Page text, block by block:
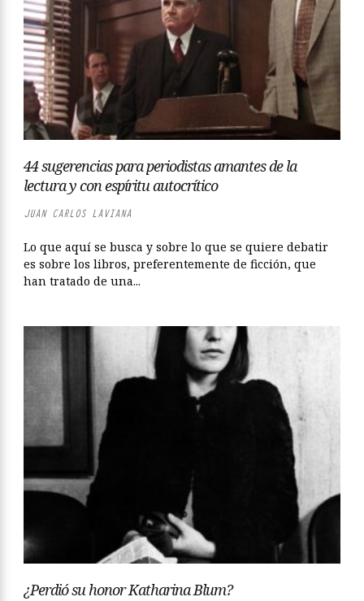
44 sugerencias para periodistas amantes de la
lectura y con espíritu autocrítico
JUAN CARLOS LAVIANA
Lo que aquí se busca y sobre lo que se quiere debatir
es sobre los libros, preferentemente de ficción, que
han tratado de una...
¿Perdió su honor Katharina Blum?